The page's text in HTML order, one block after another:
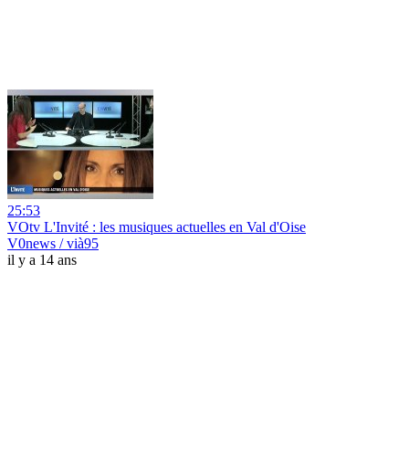
25:53
VOtv L'Invité : les musiques actuelles en Val d'Oise
V0news / vià95
il y a 14 ans